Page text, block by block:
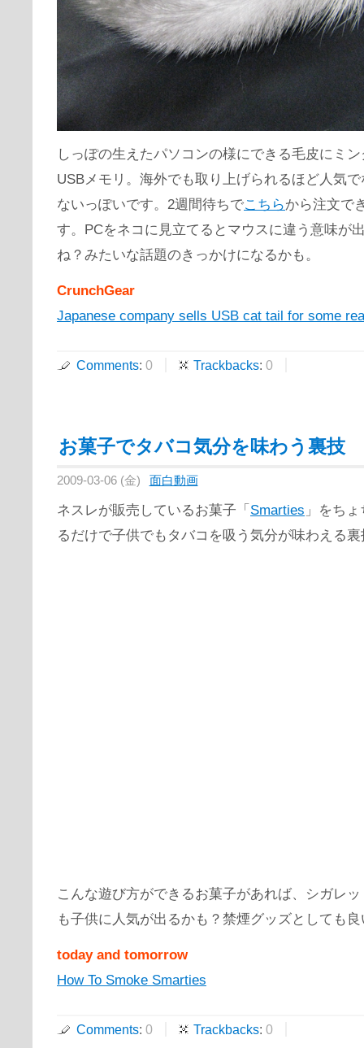
しっぽの生えたパソコンの様にできる毛皮にミ
USBメモリ。海外でも取り上げられるほど人気
ないっぽいです。2週間待ちでこちらから注文で
す。PCをネコに見立てるとマウスに違う意味が
ね？みたいな話題のきっかけになるかも。
CrunchGear
Japanese company sells USB cat tail for some
Comments: 0 Trackbacks: 0
お菓子でタバコ気分を味わう裏技
2009-03-06 (金) 面白動画
ネスレが販売しているお菓子「Smarties 」をち
るだけで子供でもタバコを吸う気分が味わえる
こんな遊び方ができるお菓子があれば、シガレ
も子供に人気が出るかも？禁煙グッズとしても
today and tomorrow
How To Smoke Smarties
Comments: 0 Trackbacks: 0